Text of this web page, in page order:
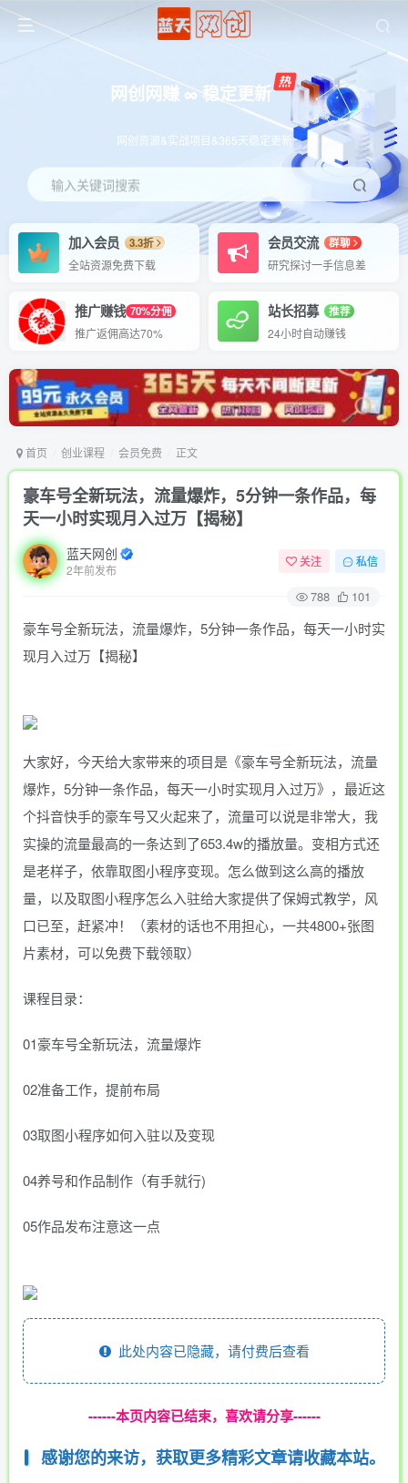
网创网赚 ∞ 稳定更新
网创资源&实战项目&365天稳定更新
输入关键词搜索
加入会员
3.3折
全站资源免费下载
会员交流
群聊
研究探讨一手信息差
推广赚钱 70%分佣
推广返佣高达70%
站长招募
推荐
24小时自动赚钱
首页 创业课程 会员免费 正文
豪车号全新玩法，流量爆炸，5分钟一条作品，每
天一小时实现月入过万【揭秘】
蓝天网创
2年前发布
关注 私信
788 101
豪车号全新玩法，流量爆炸，5分钟一条作品，每天一小时实
现月入过万【揭秘】
大家好，今天给大家带来的项目是《豪车号全新玩法，流量
爆炸，5分钟一条作品，每天一小时实现月入过万》，最近这
个抖音快手的豪车号又火起来了，流量可以说是非常大，我
实操的流量最高的一条达到了653.4w的播放量。变相方式还
是老样子，依靠取图小程序变现。怎么做到这么高的播放
量，以及取图小程序怎么入驻给大家提供了保姆式教学，风
口已至，赶紧冲！（素材的话也不用担心，一共4800+张图
片素材，可以免费下载领取）
课程目录：
01豪车号全新玩法，流量爆炸
02准备工作，提前布局
03取图小程序如何入驻以及变现
04养号和作品制作（有手就行)
05作品发布注意这一点
此处内容已隐藏，请付费后查看
------本页内容已结束，喜欢请分享------
感谢您的来访，获取更多精彩文章请收藏本站。